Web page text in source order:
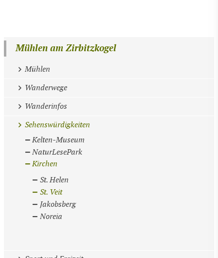
Mühlen am Zirbitzkogel
Mühlen
Wanderwege
Wanderinfos
Sehenswürdigkeiten
Kelten-Museum
NaturLesePark
Kirchen
St. Helen
St. Veit
Jakobsberg
Noreia